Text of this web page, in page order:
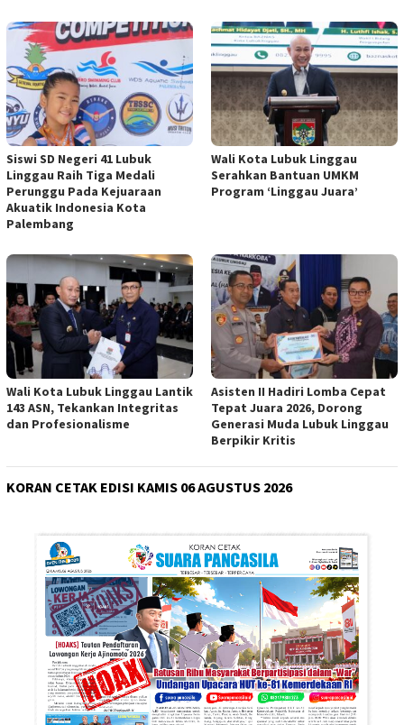
Siswi SD Negeri 41 Lubuk
Linggau Raih Tiga Medali
Perunggu Pada Kejuaraan
Akuatik Indonesia Kota
Palembang
Wali Kota Lubuk Linggau
Serahkan Bantuan UMKM
Program ‘Linggau Juara’
Wali Kota Lubuk Linggau Lantik
143 ASN, Tekankan Integritas
dan Profesionalisme
Asisten II Hadiri Lomba Cepat
Tepat Juara 2026, Dorong
Generasi Muda Lubuk Linggau
Berpikir Kritis
KORAN CETAK EDISI KAMIS 06 AGUSTUS 2026